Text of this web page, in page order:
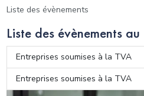
Liste des évènements
Liste des évènements
Entreprises soumises à la TVA
Entreprises soumises à la TVA